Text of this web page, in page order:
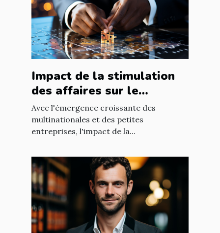
Impact de la stimulation
des affaires sur le
développement
économique mondial
Avec l'émergence croissante des
multinationales et des petites
entreprises, l'impact de la...